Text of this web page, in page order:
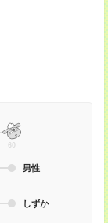
60
男性
しずか